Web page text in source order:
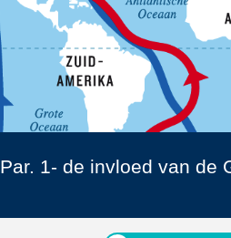
Par. 1- de invloed van de